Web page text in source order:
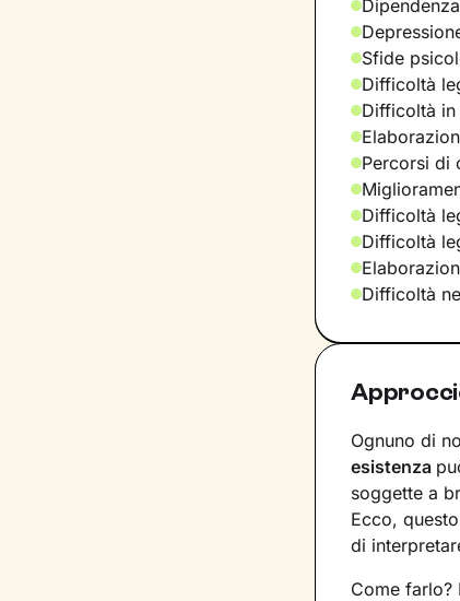
Sfide
Difficoltà
Difficoltà
Percorsi di
Difficoltà
Difficoltà
Difficoltà
Ognuno di
esistenza
soggette a
Ecco,
di
Come farlo?